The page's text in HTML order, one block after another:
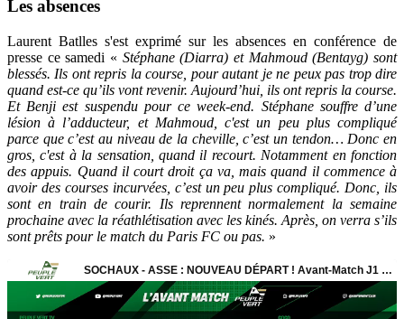
Les absences
Laurent Batlles s'est exprimé sur les absences en conférence de
presse ce samedi « Stéphane (Diarra) et Mahmoud (Bentayg) sont
blessés. Ils ont repris la course, pour autant je ne peux pas trop dire
quand est-ce qu’ils vont revenir. Aujourd’hui, ils ont repris la course.
Et Benji est suspendu pour ce week-end. Stéphane souffre d’une
lésion à l’adducteur, et Mahmoud, c'est un peu plus compliqué
parce que c’est au niveau de la cheville, c’est un tendon… Donc en
gros, c'est à la sensation, quand il recourt. Notamment en fonction
des appuis. Quand il court droit ça va, mais quand il commence à
avoir des courses incurvées, c’est un peu plus compliqué. Donc, ils
sont en train de courir. Ils reprennent normalement la semaine
prochaine avec la réathlétisation avec les kinés. Après, on verra s’ils
sont prêts pour le match du Paris FC ou pas. »